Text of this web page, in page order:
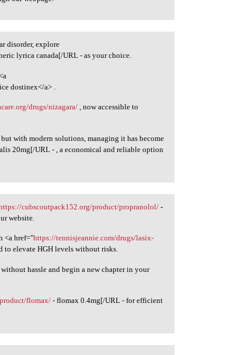
disorder, explore
lyrica canada[/URL - as your choice.
dostinex</a> .
drugs/nizagara/ , now accessible to
with modern solutions, managing it has become
20mg[/URL - , a economical and reliable option
cubscoutpack152.org/product/propranolol/ -
website.
<a href="https://tennisjeannie.com/drugs/lasix-
to elevate HGH levels without risks.
without hassle and begin a new chapter in your
flomax/ - flomax 0.4mg[/URL - for efficient